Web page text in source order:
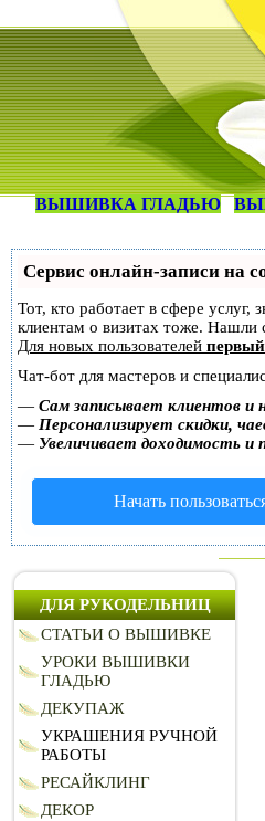
ВЫШИВКА ГЛАДЬЮ
Сервис онлайн-записи на
Тот, кто работает в сфере
клиентам о визитах тоже.
Для новых пользователей первый
Чат-бот для мастеров и
— Сам записывает клиентов и
— Персонализирует скидки,
— Увеличивает доходимость
Начать
ДЛЯ РУКОДЕЛЬНИЦ
СТАТЬИ О ВЫШИВКЕ
УРОКИ ВЫШИВКИ
ГЛАДЬЮ
ДЕКУПАЖ
УКРАШЕНИЯ РУЧНОЙ
РАБОТЫ
РЕСАЙКЛИНГ
ДЕКОР